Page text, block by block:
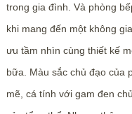
trong gia đình. Và phòng
khi mang đến một không
ưu tầm nhìn cùng thiết kế
bữa. Màu sắc chủ đạo của
mẽ, cá tính với gam đen